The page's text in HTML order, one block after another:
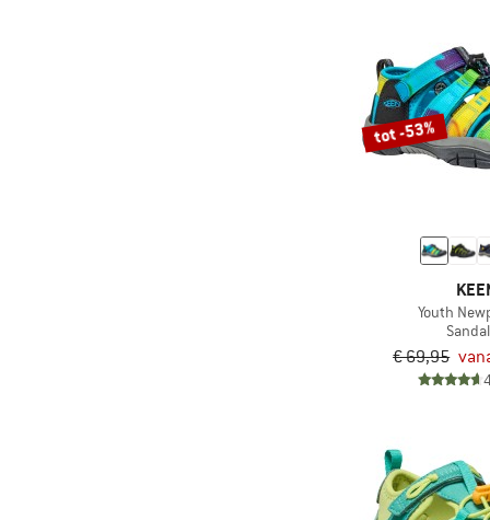
tot -53%
Youth
€ 69,95